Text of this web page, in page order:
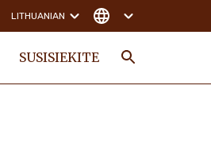
SUSISIEKITE
LITHUANIAN